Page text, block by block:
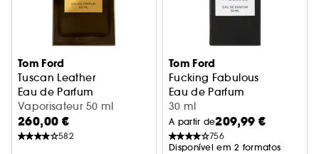
Tom Ford
Tuscan Leather
Eau de Parfum
Vaporisateur 50 ml
260,00 €
582
Tom Ford
Fucking Fabulous
Eau de Parfum
30 ml
A partir de209,99 €
756
Disponível em 2 formatos